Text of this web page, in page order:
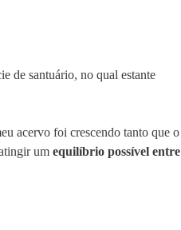
de santuário, no qual estante
acervo foi crescendo tanto que o
um equilíbrio possível entre